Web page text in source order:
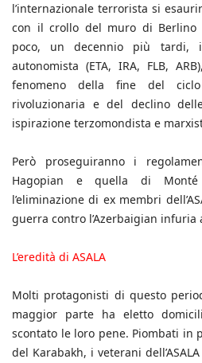
l’internazionale terrorista si
con il crollo del muro di Berlino
poco, un decennio più tardi,
autonomista (ETA, IRA, FLB,
fenomeno della fine del
rivoluzionaria e del declino
ispirazione terzomondista e
Però proseguiranno i
Hagopian e quella di Monté
l’eliminazione di ex membri
guerra contro l’Azerbaigian infuria
L’eredità di ASALA
Molti protagonisti di questo
maggior parte ha eletto
scontato le loro pene. Piombati in
del Karabakh, i veterani